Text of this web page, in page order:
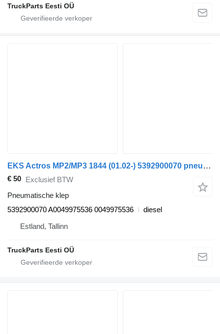
TruckParts Eesti OÜ
EKS Actros MP2/MP3 1844 (01.02-) 5392900070 pneumatische klep voor Mercedes-Benz Actros, Axor MP1, MP2, MP3 (1996-2014) vrachtwagen
€ 50 Exclusief BTW
Pneumatische klep
5392900070 A0049975536 0049975536
diesel
Estland, Tallinn
TruckParts Eesti OÜ